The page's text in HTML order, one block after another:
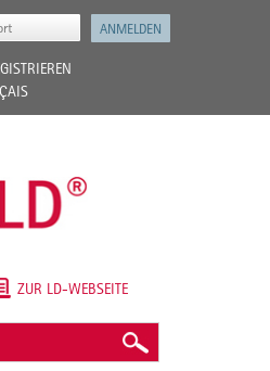
ZUR LD-WEBSEITE